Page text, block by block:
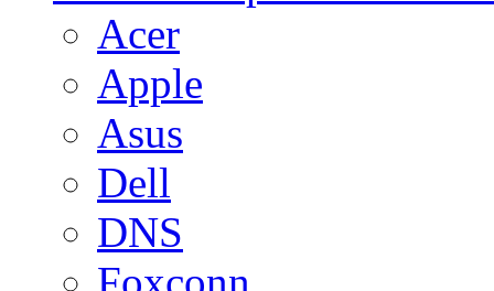
Acer
Apple
Asus
Dell
DNS
Foxconn